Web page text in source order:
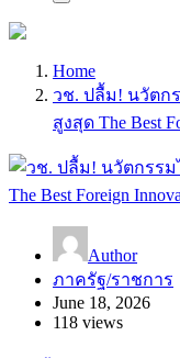
Home
วช. ปลื้ม! นวัตก
สูงสุด The Best
Author
ภาครัฐ/ราชการ
June 18, 2026
118 views